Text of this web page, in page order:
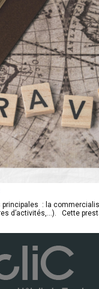
: la
d’activités,…). Cette